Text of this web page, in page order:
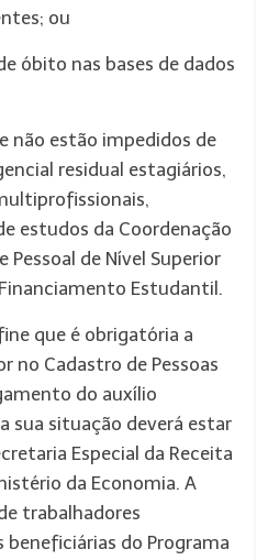
ou
óbito nas bases de dados
não estão impedidos de
residual estagiários,
estudos da Coordenação
de Nível Superior
Estudantil.
que é obrigatória a
no Cadastro de Pessoas
do auxílio
sua situação deverá estar
Especial da Receita
da Economia. A
trabalhadores
do Programa